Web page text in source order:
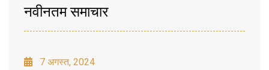
नवीनतम समाचार
7 अगस्त, 2024